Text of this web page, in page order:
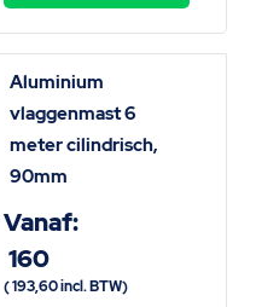
Aluminium
vlaggenmast 6
meter cilindrisch,
90mm
Vanaf:
160
(193,60incl. BTW)